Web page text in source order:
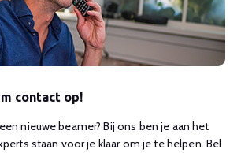
contact op!
nieuwe beamer? Bij ons ben je aan het
staan voor je klaar om je te helpen. Bel